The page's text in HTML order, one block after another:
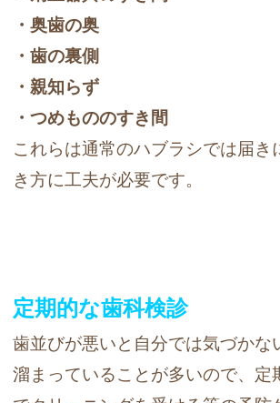
・奥歯の奥
・歯の裏側
・親知らず
・つめもののすき間
これらは通常のハブラシでは届き
き方に工夫が必要です。
定期的な歯科検診
歯並びが悪いと自分では気づかな
溜まっていることが多いので、定